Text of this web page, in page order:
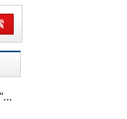
谢泳：试释陈寅恪诗《赠吴雨僧》中之“讵公”